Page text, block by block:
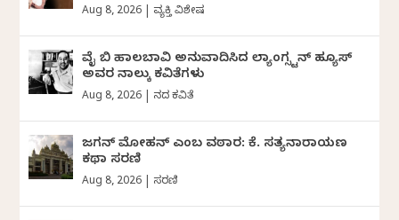
Aug 8, 2026 ವ್ಯಕ್ತಿ ವಿಶೇಷ
ವೈ ಬಿ ಹಾಲಬಾವಿ ಅನುವಾದಿಸಿದ ಲ್ಯಾಂಗ್ಸ್ಟನ್ ಹ್ಯೂಸ್
ಅವರ ನಾಲ್ಕು ಕವಿತೆಗಳು
Aug 8, 2026 ದಿನದ ಕವಿತೆ
ಜಗನ್‌ ಮೋಹನ್‌ ಎಂಬ ವಠಾರ: ಕೆ. ಸತ್ಯನಾರಾಯಣ
ಕಥಾ ಸರಣಿ
Aug 8, 2026 ಸರಣಿ